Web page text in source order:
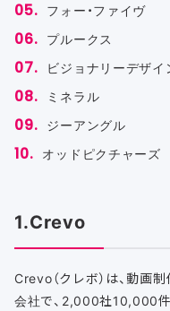
フォー・ファイヴ
プルークス
ビジョナリーデザイ
ミネラル
ジーアングル
オッドピクチャーズ
1.Crevo
Crevo（クレボ）は、動画
会社で、2,000社10,000